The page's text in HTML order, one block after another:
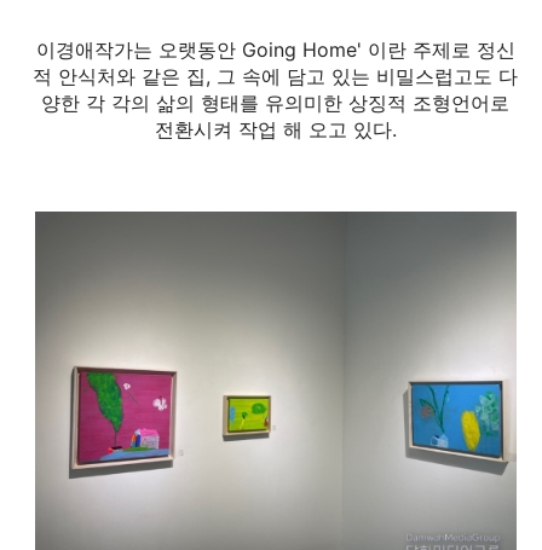
이경애작가는 오랫동안 Going Home' 이란 주제로 정신
적 안식처와 같은 집, 그 속에 담고 있는 비밀스럽고도 다
양한 각 각의 삶의 형태를 유의미한 상징적 조형언어로
전환시켜 작업 해 오고 있다.